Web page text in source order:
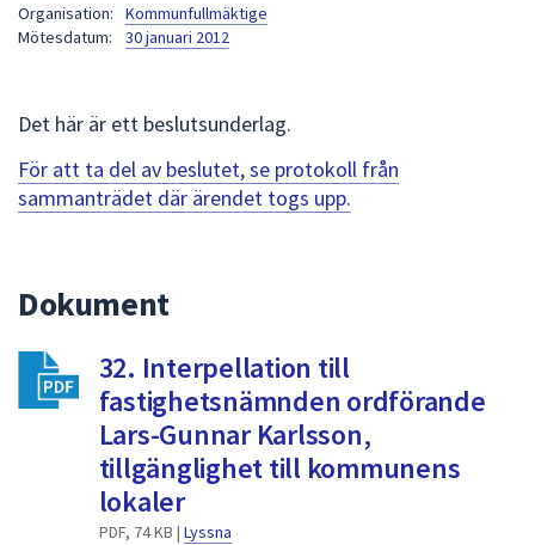
för
att
navigera
att
något
av
Organisation:
Kommunfullmäktige
Mötesdatum:
30 januari 2012
Det här är ett beslutsunderlag.
För att ta del av beslutet, se protokoll från
sammanträdet där ärendet togs upp.
Dokument
32. Interpellation till
fastighetsnämnden ordförande
Lars-Gunnar Karlsson,
tillgänglighet till kommunens
lokaler
PDF, 74 KB | Lyssna